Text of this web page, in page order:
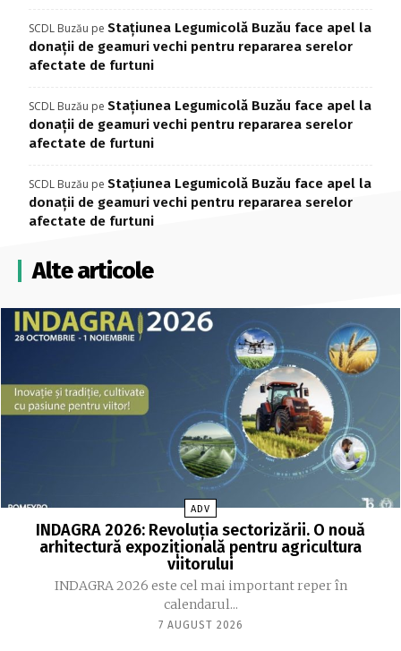
SCDL Buzău pe Stațiunea Legumicolă Buzău face apel la
donații de geamuri vechi pentru repararea serelor
afectate de furtuni
SCDL Buzău pe Stațiunea Legumicolă Buzău face apel la
donații de geamuri vechi pentru repararea serelor
afectate de furtuni
SCDL Buzău pe Stațiunea Legumicolă Buzău face apel la
donații de geamuri vechi pentru repararea serelor
afectate de furtuni
Alte articole
ADV
INDAGRA 2026: Revoluția sectorizării. O nouă
arhitectură expozițională pentru agricultura
viitorului
INDAGRA 2026 este cel mai important reper în
calendarul...
7 AUGUST 2026